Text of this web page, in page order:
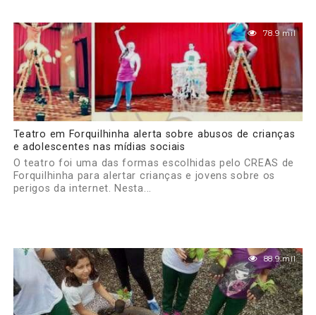
78.9 mil
Teatro em Forquilhinha alerta sobre abusos de crianças
e adolescentes nas mídias sociais
O teatro foi uma das formas escolhidas pelo CREAS de
Forquilhinha para alertar crianças e jovens sobre os
perigos da internet. Nesta...
88.9 mil